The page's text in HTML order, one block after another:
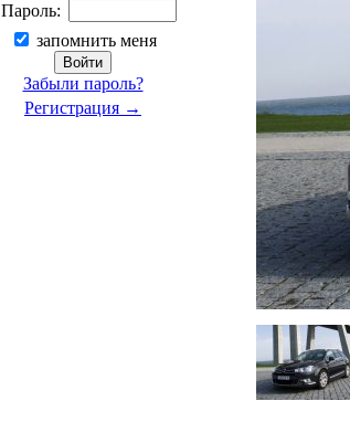
Пароль:
запомнить меня
Забыли пароль?
Регистрация →